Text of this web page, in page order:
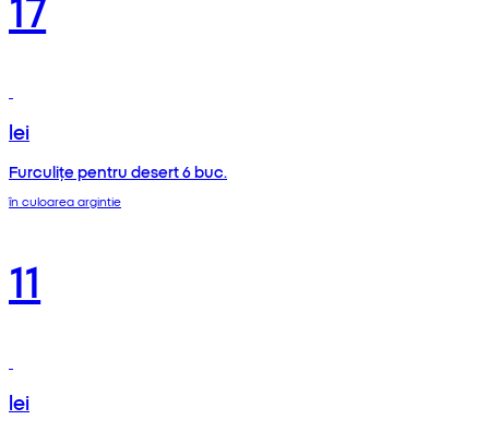
lei
Furculițe pentru desert 6 buc.
în culoarea argintie
11
lei